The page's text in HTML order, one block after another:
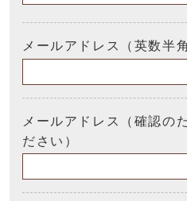
メールアドレス（英数半角
メールアドレス（確認の
ださい）